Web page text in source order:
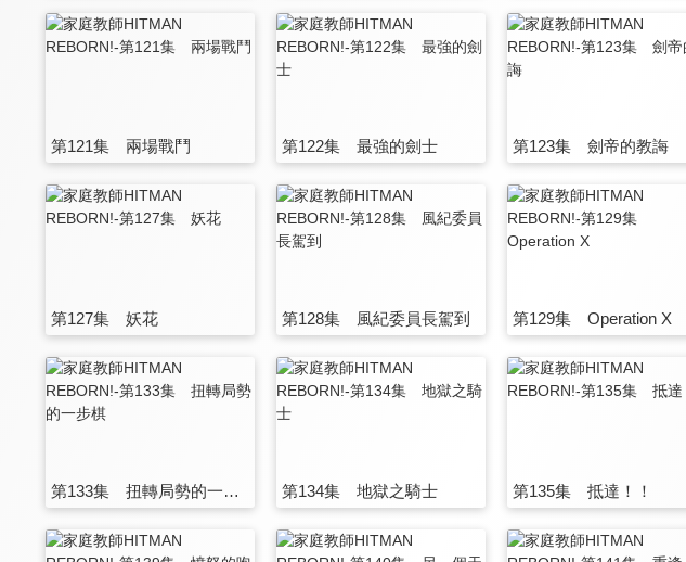
第121集 兩場戰鬥 第122集 最強的劍士 第123集 劍帝的教誨
第127集 妖花 第128集 風紀委員長駕到 第129集 Operation X
第133集 扭轉局勢的一步棋 第134集 地獄之騎士 第135集 抵達！！